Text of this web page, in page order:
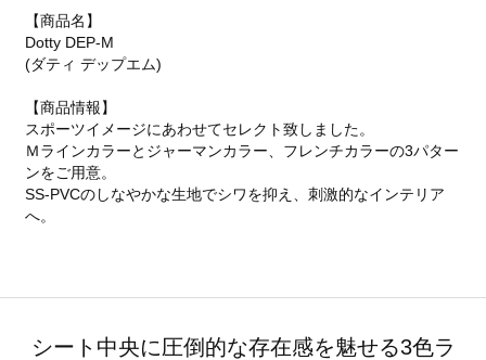
【商品名】
Dotty DEP-M
(ダティ デップエム)
【商品情報】
スポーツイメージにあわせてセレクト致しました。
Ｍラインカラーとジャーマンカラー、フレンチカラーの3パター
ンをご用意。
SS-PVCのしなやかな生地でシワを抑え、刺激的なインテリア
へ。
シート中央に圧倒的な存在感を魅せる3色ラ